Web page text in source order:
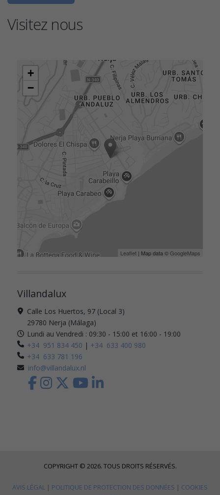
Visitez nous
+
−
Leaflet | Map data ©GoogleMaps
Villandalux
Calle Los Huertos, 97 (Local 3)
29780 Nerja (Málaga)
Lundi au Vendredi : 09:30 - 15:00 et 16:00 - 19:00
+34 951 834 450 | +34 633 400 980
+34 633 781 196
info@villandalux.nl
COPYRIGHT © 2026. TOUS DROITS RÉSERVÉS.
AVIS LÉGAL | POLITIQUE DE PROTECTION DES DONNÉES | COOKIES